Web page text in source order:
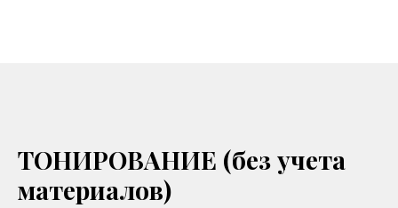
ТОНИРОВАНИЕ (без учета
материалов)